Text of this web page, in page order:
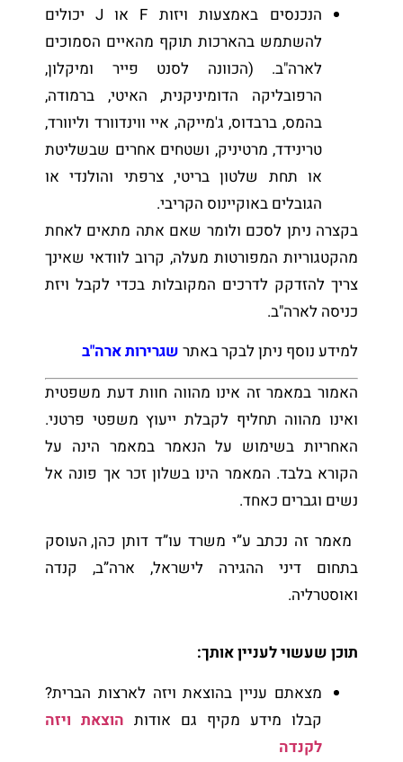
הנכנסים באמצעות ויזות F או J יכולים
להשתמש בהארכות תוקף מהאיים הסמוכים
לארה"ב. (הכוונה לסנט פייר ומיקלון,
הרפובליקה הדומיניקנית, האיטי, ברמודה,
בהמס, ברבדוס, ג'מייקה, איי ווינדוורד וליוורד,
טרינידד, מרטיניק, ושטחים אחרים שבשליטת
או תחת שלטון בריטי, צרפתי והולנדי או
הגובלים באוקיינוס הקריבי.
בקצרה ניתן לסכם ולומר שאם אתה מתאים לאחת
מהקטגוריות המפורטות מעלה, קרוב לוודאי שאינך
צריך להזדקק לדרכים המקובלות בכדי לקבל ויזת
כניסה לארה"ב.
למידע נוסף ניתן לבקר באתר שגרירות ארה"ב
האמור במאמר זה אינו מהווה חוות דעת משפטית
ואינו מהווה תחליף לקבלת ייעוץ משפטי פרטני.
האחריות בשימוש על הנאמר במאמר הינה על
הקורא בלבד. המאמר הינו בשלון זכר אך פונה אל
נשים וגברים כאחד.
מאמר זה נכתב ע”י משרד עו”ד דותן כהן, העוסק
בתחום דיני ההגירה לישראל, ארה”ב, קנדה
ואוסטרליה.
תוכן שעשוי לעניין אותך:
מצאתם עניין בהוצאת ויזה לארצות הברית?
קבלו מידע מקיף גם אודות הוצאת ויזה
לקנדה